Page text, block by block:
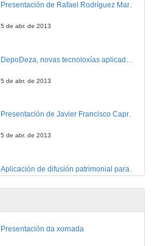
Presentación de Rafael Rodríguez Martínez
5 de abr. de 2013
5 de abr. de 2013
Presentación de Javier Francisco Caprarelli
5 de abr. de 2013
5 de abr. de 2013
Presentación de Martín López Nores
Presentación da xornada